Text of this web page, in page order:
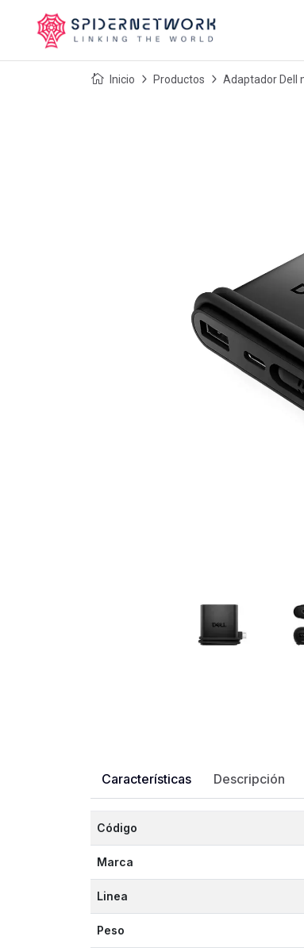
Inicio Productos Adaptador Dell
Características Descripción
Código
Marca
Linea
Peso